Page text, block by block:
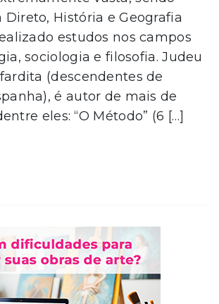
História e Geografia
estudos nos campos
sociologia e filosofia. Judeu
(descendentes de
é autor de mais de
eles: “O Método” (6 […]